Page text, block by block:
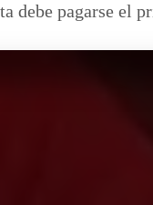
debe pagarse el